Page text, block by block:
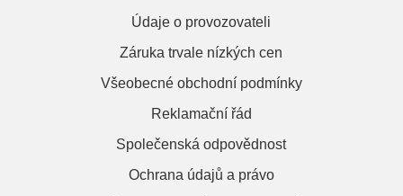
Údaje o provozovateli
Záruka trvale nízkých cen
Všeobecné obchodní podmínky
Reklamační řád
Společenská odpovědnost
Ochrana údajů a právo